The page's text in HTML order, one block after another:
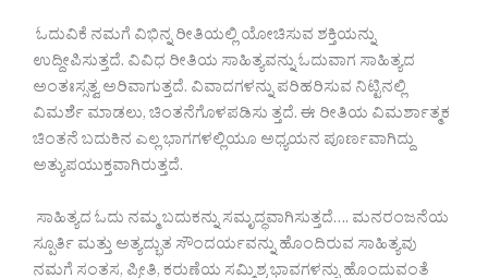
ಓದುವಿಕೆ ನಮಗೆ ವಿಭಿನ್ನ ರೀತಿಯಲ್ಲಿ ಯೋಚಿಸುವ ಶಕ್ತಿಯನ್ನು
ಉದ್ದೀಪಿಸುತ್ತದೆ. ವಿವಿಧ ರೀತಿಯ ಸಾಹಿತ್ಯವನ್ನು ಓದುವಾಗ ಸಾಹಿತ್ಯದ
ಅಂತಃಸ್ಸತ್ವ ಅರಿವಾಗುತ್ತದೆ. ವಿವಾದಗಳನ್ನು ಪರಿಹರಿಸುವ ನಿಟ್ಟಿನಲ್ಲಿ
ವಿಮರ್ಶೆ ಮಾಡಲು, ಚಿಂತನೆಗೊಳಪಡಿಸು ತ್ತದೆ. ಈ ರೀತಿಯ ವಿಮರ್ಶಾತ್ಮಕ
ಚಿಂತನೆ ಬದುಕಿನ ಎಲ್ಲ ಭಾಗಗಳಲ್ಲಿಯೂ ಅಧ್ಯಯನ ಪೂರ್ಣವಾಗಿದ್ದು
ಅತ್ಯುಪಯುಕ್ತವಾಗಿರುತ್ತದೆ.
ಸಾಹಿತ್ಯದ ಓದು ನಮ್ಮ ಬದುಕನ್ನು ಸಮೃದ್ಧವಾಗಿಸುತ್ತದೆ…. ಮನರಂಜನೆಯ
ಸ್ಪೂರ್ತಿ ಮತ್ತು ಅತ್ಯದ್ಭುತ ಸೌಂದರ್ಯವನ್ನು ಹೊಂದಿರುವ ಸಾಹಿತ್ಯವು
ನಮಗೆ ಸಂತಸ, ಪ್ರೀತಿ, ಕರುಣೆಯ ಸಮ್ಮಿಶ್ರ ಭಾವಗಳನ್ನು ಹೊಂದುವಂತೆ